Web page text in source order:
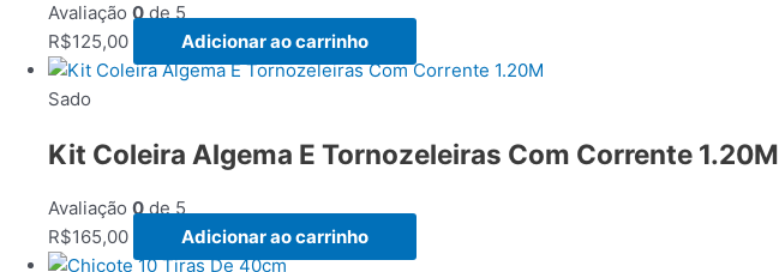
Avaliação 0de 5
R$125,00 Adicionar ao carrinho
Sado
Kit Coleira Algema E Tornozeleiras Com Corrente 1.20M
Avaliação 0 de 5
R$165,00 Adicionar ao carrinho